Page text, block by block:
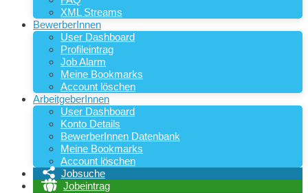
XML Streams
BewerberInnen
User Dashboard
Profileintrag
Job Alarm
Meine Bookmarks
Account löschen
ArbeitgeberInnen
User Dashboard
Konto Details
BewerberInnen Datenbank
Meine Bookmarks
Account löschen
Jobsuche
Jobeintrag